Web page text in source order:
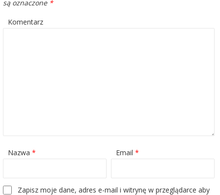
są oznaczone *
Komentarz
Nazwa* Email *
Zapisz moje dane, adres e-mail i witrynę w przeglądarce aby